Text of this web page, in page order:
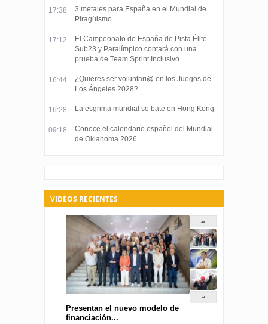
17:38
3 metales para España en el Mundial de
Piragüismo
17:12
El Campeonato de España de Pista Élite-
Sub23 y Paralímpico contará con una
prueba de Team Sprint Inclusivo
16:44
¿Quieres ser voluntari@ en los Juegos de
Los Ángeles 2028?
16:28 La esgrima mundial se bate en Hong Kong
09:18
Conoce el calendario español del Mundial
de Oklahoma 2026
VIDEOS RECIENTES
Presentan el nuevo modelo de
financiación...